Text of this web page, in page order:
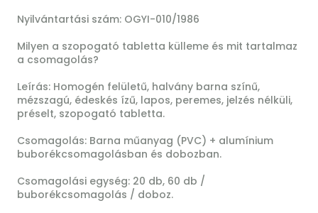
Nyilvántartási szám: OGYI-010/1986
Milyen a szopogató tabletta külleme és mit tartalmaz
a csomagolás?
Leírás: Homogén felületű, halvány barna színű,
mézszagú, édeskés ízű, lapos, peremes, jelzés nélküli,
préselt, szopogató tabletta.
Csomagolás: Barna műanyag (PVC) + alumínium
buborékcsomagolásban és dobozban.
Csomagolási egység: 20 db, 60 db /
buborékcsomagolás / doboz.